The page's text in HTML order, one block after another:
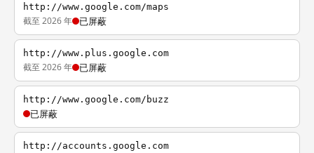
http://www.google.com/maps
截至 2026 年 已屏蔽
http://www.plus.google.com
截至 2026 年 已屏蔽
http://www.google.com/buzz
已屏蔽
http://accounts.google.com